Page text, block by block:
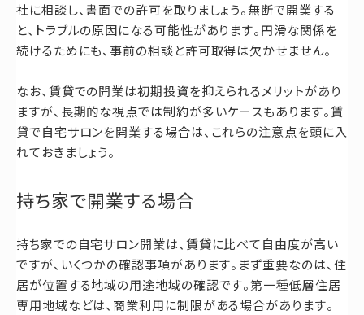
社に相談し、書面での許可を取りましょう。無断で開業する
と、トラブルの原因になる可能性があります。円滑な関係を
続けるためにも、事前の相談と許可取得は欠かせません。
なお、賃貸での開業は初期投資を抑えられるメリットがあり
ますが、長期的な視点では制約が多いケースもあります。賃
貸で自宅サロンを開業する場合は、これらの注意点を頭に入
れておきましょう。
持ち家で開業する場合
持ち家での自宅サロン開業は、賃貸に比べて自由度が高い
ですが、いくつかの確認事項があります。まず重要なのは、住
居が位置する地域の用途地域の確認です。第一種低層住居
専用地域などは、商業利用に制限がある場合があります。